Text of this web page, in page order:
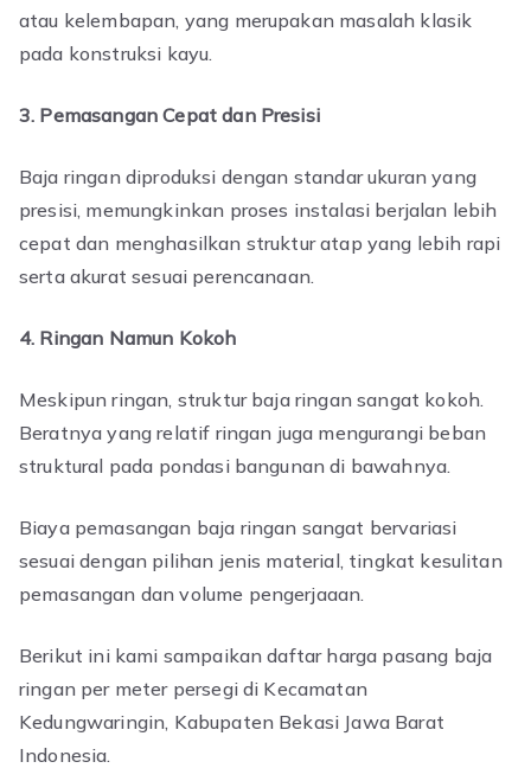
atau kelembapan, yang merupakan masalah klasik
pada konstruksi kayu.
3. Pemasangan Cepat dan Presisi
Baja ringan diproduksi dengan standar ukuran yang
presisi, memungkinkan proses instalasi berjalan lebih
cepat dan menghasilkan struktur atap yang lebih rapi
serta akurat sesuai perencanaan.
4. Ringan Namun Kokoh
Meskipun ringan, struktur baja ringan sangat kokoh.
Beratnya yang relatif ringan juga mengurangi beban
struktural pada pondasi bangunan di bawahnya.
Biaya pemasangan baja ringan sangat bervariasi
sesuai dengan pilihan jenis material, tingkat kesulitan
pemasangan dan volume pengerjaaan.
Berikut ini kami sampaikan daftar harga pasang baja
ringan per meter persegi di Kecamatan
Kedungwaringin, Kabupaten Bekasi Jawa Barat
Indonesia.